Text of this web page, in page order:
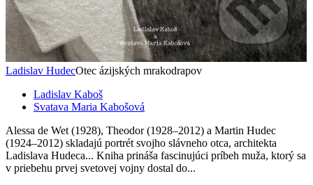
Ladislav HudecOtec ázijských mrakodrapov
Ladislav Kaboš
Svatava Maria Kabošová
Alessa de Wet (1928), Theodor (1928–2012) a Martin Hudec
(1924–2012) skladajú portrét svojho slávneho otca, architekta
Ladislava Hudeca... Kniha prináša fascinujúci príbeh muža, ktorý sa
v priebehu prvej svetovej vojny dostal do...